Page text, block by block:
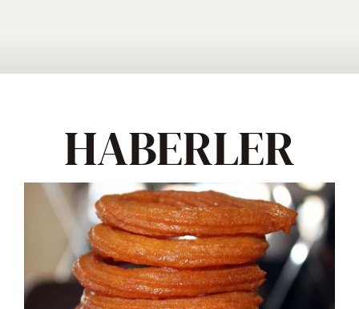
HABERLER